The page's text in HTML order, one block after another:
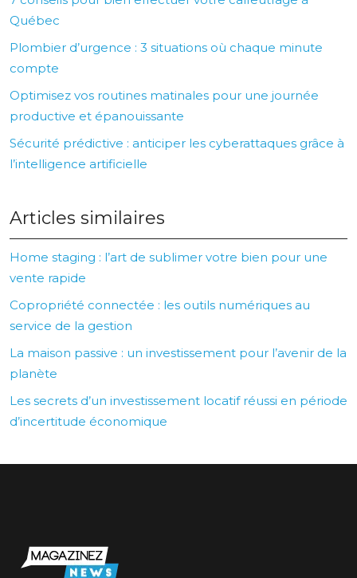
Québec
Plombier d’urgence : 3 situations où chaque minute
compte
Optimisez vos routines matinales pour une journée
productive et épanouissante
Sécurité prédictive : anticiper les cyberattaques grâce à
l’intelligence artificielle
Articles similaires
Home staging : l’art de sublimer votre bien pour une
vente rapide
Copropriété connectée : les outils numériques au
service de la gestion
La maison passive : un investissement pour l’avenir de la
planète
Les secrets d’un investissement locatif réussi en période
d’incertitude économique